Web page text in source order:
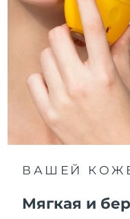
ВАШЕЙ
Мягкая и
Джерси
Казахстан
Кувейт
Латвия
Ливан